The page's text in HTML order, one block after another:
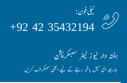
ٹیلی فون:
35432194 42 92+
ہفتہ وار نیوز لیٹر سبسکرپشن
بذریعہ ای میل باخبر رہنے کے لیے ابھی سبسکرائب کریں